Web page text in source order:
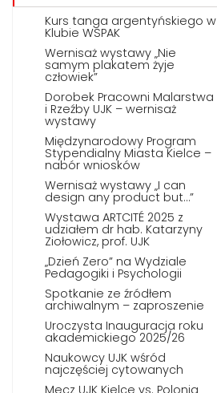
Kurs tanga argentyńskiego w
Klubie WSPAK
Wernisaż wystawy „Nie
samym plakatem żyje
człowiek”
Dorobek Pracowni Malarstwa
i Rzeźby UJK – wernisaż
wystawy
Międzynarodowy Program
Stypendialny Miasta Kielce –
nabór wniosków
Wernisaż wystawy „I can
design any product but…”
Wystawa ARTCITÉ 2025 z
udziałem dr hab. Katarzyny
Ziołowicz, prof. UJK
„Dzień Zero” na Wydziale
Pedagogiki i Psychologii
Spotkanie ze źródłem
archiwalnym – zaproszenie
Uroczysta Inauguracja roku
akademickiego 2025/26
Naukowcy UJK wśród
najczęściej cytowanych
Mecz UJK Kielce vs. Polonia